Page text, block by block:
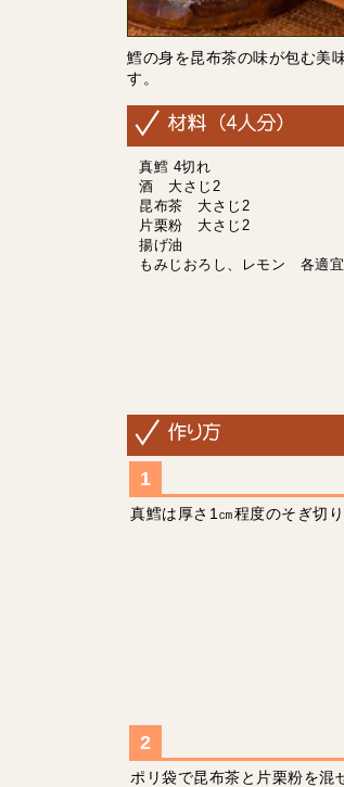
鱈の身を昆布茶の味が包む美
す。
真鱈 4切れ
酒 大さじ2
昆布茶 大さじ2
片栗粉 大さじ2
揚げ油
もみじおろし、レモン 各適宜
真鱈は厚さ1㎝程度のそぎ切
ポリ袋で昆布茶と片栗粉を混